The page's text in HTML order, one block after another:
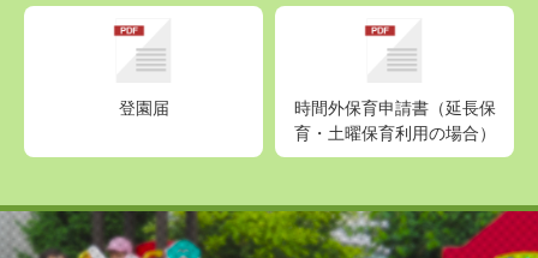
登園届
時間外保育申請書（延長保
育・土曜保育利用の場合）